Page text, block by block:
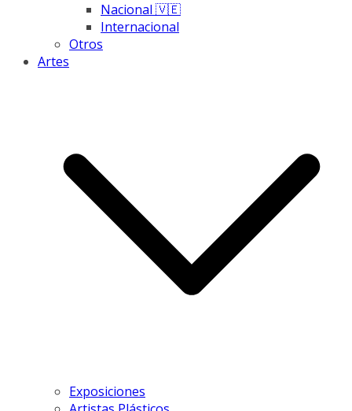
Nacional 🇻🇪
Internacional
Otros
Artes
Exposiciones